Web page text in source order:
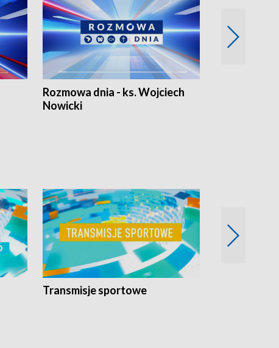
Rozmowa dnia - ks. Wojciech
Nowicki
Transmisje sportowe